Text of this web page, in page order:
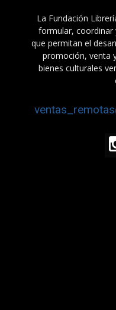
La Fundación
formular, coordinar
que permitan el
promoción, venta
bienes culturales